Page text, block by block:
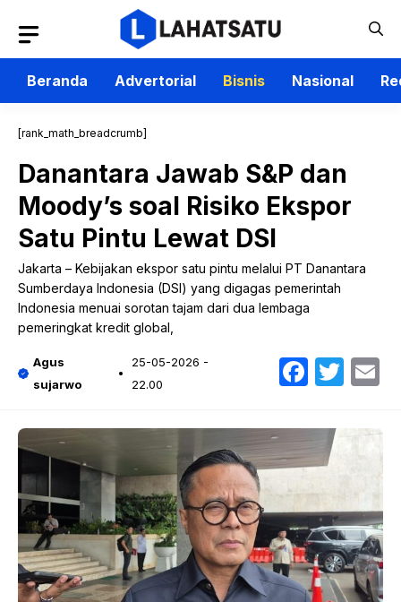
isi
Beranda
Advertorial Bisnis Nasional
[rank_math_breadcrumb]
Danantara Jawab S&P dan
Moody’s soal Risiko Ekspor
Satu Pintu Lewat DSI
Jakarta – Kebijakan ekspor satu pintu melalui PT Danantara
Sumberdaya Indonesia (DSI) yang digagas pemerintah
Indonesia menuai sorotan tajam dari dua lembaga
pemeringkat kredit global,
Agus
sujarwo
25-05-2026 -
22.00